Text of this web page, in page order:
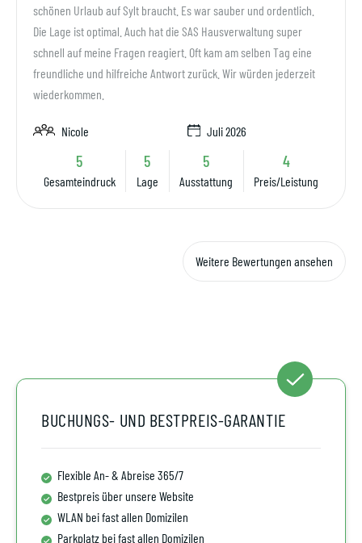
schönen Urlaub auf Sylt braucht. Es war sauber und ordentlich.
Die Lage ist optimal. Auch hat die SAS Hausverwaltung super
schnell auf meine Fragen reagiert. Oft kam am selben Tag eine
freundliche und hilfreiche Antwort zurück. Wir würden jederzeit
wiederkommen.
Nicole Juli 2026
5
Gesamteindruck
5
Lage
5
Ausstattung
4
Preis/Leistung
Weitere Bewertungen ansehen
BUCHUNGS- UND BESTPREIS-GARANTIE
Flexible An- & Abreise 365/7
Bestpreis über unsere Website
WLAN bei fast allen Domizilen
Parkplatz bei fast allen Domizilen